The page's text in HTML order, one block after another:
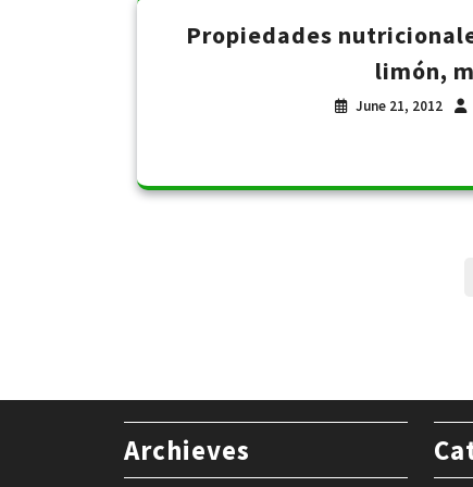
Propiedades
limón,
June 21, 2012
Archieves